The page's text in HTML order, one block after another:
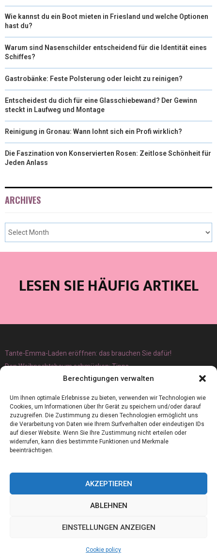
Berechtigungen verwalten
Um Ihnen optimale Erlebnisse zu bieten, verwenden wir Technologien wie
Cookies, um Informationen über Ihr Gerät zu speichern und/oder darauf
zuzugreifen. Die Zustimmung zu diesen Technologien ermöglicht uns
die Verarbeitung von Daten wie Ihrem Surfverhalten oder eindeutigen IDs
auf dieser Website. Wenn Sie Ihre Zustimmung nicht erteilen oder
widerrufen, kann dies bestimmte Funktionen und Merkmale
beeinträchtigen.
AKZEPTIEREN
ABLEHNEN
EINSTELLUNGEN ANZEIGEN
Cookie policy
Wie kannst du ein Boot mieten in Friesland und welche Optionen
hast du?
Warum sind Nasenschilder entscheidend für die Identität eines
Schiffes?
Gastrobänke: Feste Polsterung oder leicht zu reinigen?
Entscheidest du dich für eine Glasschiebewand? Der Gewinn
steckt in Laufweg und Montage
Reinigung in Gronau: Wann lohnt sich ein Profi wirklich?
Die Faszination von Konservierten Rosen: Zeitlose Schönheit für
Jeden Anlass
ARCHIVES
LESEN SIE HÄUFIG ARTIKEL
Tante-Emma-Laden eröffnen: das brauchen Sie dafür!
Den Weihnachtsbaum schmücken: Tipps
Contact